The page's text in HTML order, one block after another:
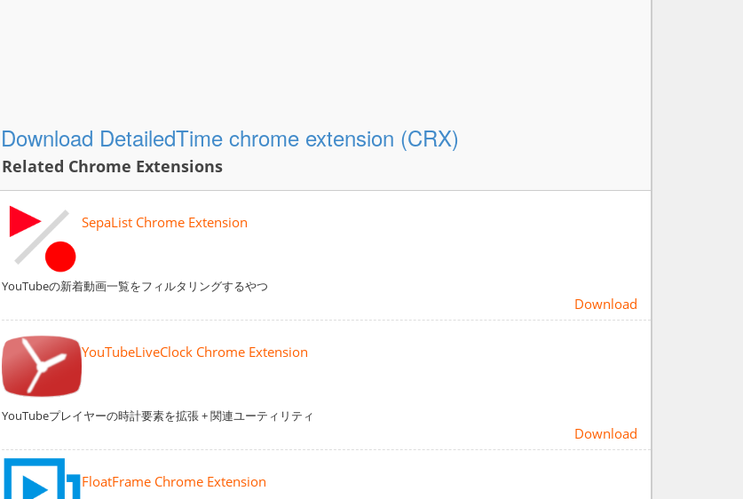
Download DetailedTime chrome extension (CRX)
Related Chrome Extensions
SepaList Chrome Extension
YouTubeの新着動画一覧をフィルタリングするやつ
Download
YouTubeLiveClock Chrome Extension
YouTubeプレイヤーの時計要素を拡張 + 関連ユーティリティ
Download
FloatFrame Chrome Extension